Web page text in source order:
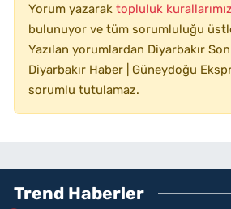
Yorum yazarak topluluk
bulunuyor ve tüm sorumluluğu
Yazılan yorumlardan Diyarbakır
Diyarbakır Haber | Güneydoğu
sorumlu tutulamaz.
Trend Haberler